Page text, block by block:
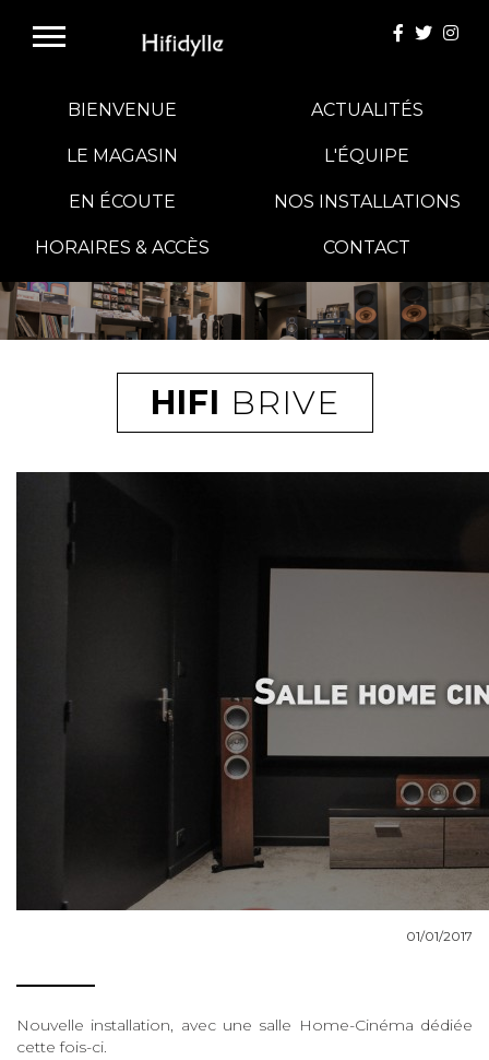
E-BOUTIQUE
HIFI GROUP
NOUS CONTACTER
BIENVENUE ACTUALITÉS
LE MAGASIN L'ÉQUIPE
EN ÉCOUTE NOS INSTALLATIONS
HORAIRES & ACCÈS CONTACT
HIFI BRIVE
01/01/2017
Nouvelle installation, avec une salle Home-Cinéma dédiée
cette fois-ci.